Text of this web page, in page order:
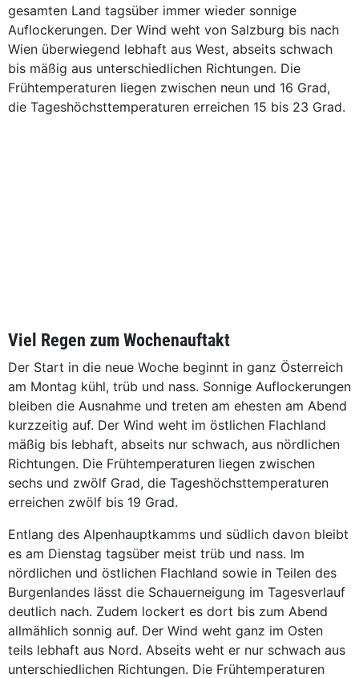
gesamten Land tagsüber immer wieder sonnige
Auflockerungen. Der Wind weht von Salzburg bis nach
Wien überwiegend lebhaft aus West, abseits schwach
bis mäßig aus unterschiedlichen Richtungen. Die
Frühtemperaturen liegen zwischen neun und 16 Grad,
die Tageshöchsttemperaturen erreichen 15 bis 23 Grad.
Viel Regen zum Wochenauftakt
Der Start in die neue Woche beginnt in ganz Österreich
am Montag kühl, trüb und nass. Sonnige Auflockerungen
bleiben die Ausnahme und treten am ehesten am Abend
kurzzeitig auf. Der Wind weht im östlichen Flachland
mäßig bis lebhaft, abseits nur schwach, aus nördlichen
Richtungen. Die Frühtemperaturen liegen zwischen
sechs und zwölf Grad, die Tageshöchsttemperaturen
erreichen zwölf bis 19 Grad.
Entlang des Alpenhauptkamms und südlich davon bleibt
es am Dienstag tagsüber meist trüb und nass. Im
nördlichen und östlichen Flachland sowie in Teilen des
Burgenlandes lässt die Schauerneigung im Tagesverlauf
deutlich nach. Zudem lockert es dort bis zum Abend
allmählich sonnig auf. Der Wind weht ganz im Osten
teils lebhaft aus Nord. Abseits weht er nur schwach aus
unterschiedlichen Richtungen. Die Frühtemperaturen